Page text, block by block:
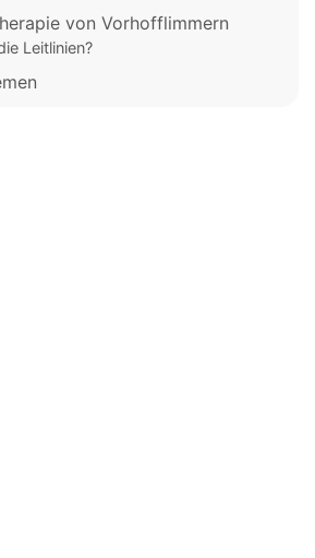
von Vorhofflimmern
Leitlinien?